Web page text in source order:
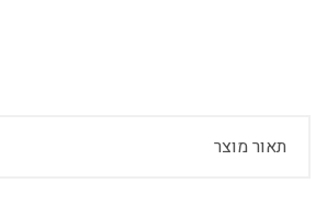
תאור מוצר